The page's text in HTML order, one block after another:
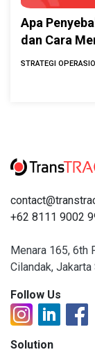
Apa
dan Cara
STRATEGI
+62 8111 9002
Menara 165, 6th
Cilandak,
Follow Us
Solution